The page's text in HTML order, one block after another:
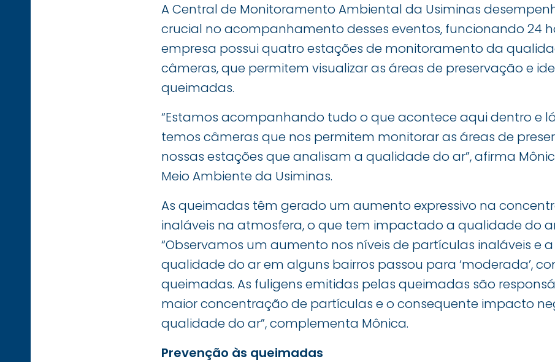
A Central de Monitoramento Ambiental da Usiminas
crucial no acompanhamento desses eventos, funcionando 24
empresa possui quatro estações de monitoramento da
câmeras, que permitem visualizar as áreas de preservação e
queimadas.
“Estamos acompanhando tudo o que acontece aqui dentro e
temos câmeras que nos permitem monitorar as áreas de
nossas estações que analisam a qualidade do ar”, afirma
Meio Ambiente da Usiminas.
As queimadas têm gerado um aumento expressivo na
inaláveis na atmosfera, o que tem impactado a qualidade do
“Observamos um aumento nos níveis de partículas inaláveis e
qualidade do ar em alguns bairros passou para ‘moderada’,
queimadas. As fuligens emitidas pelas queimadas são
maior concentração de partículas e o consequente impacto
qualidade do ar”, complementa Mônica.
Prevenção às queimadas